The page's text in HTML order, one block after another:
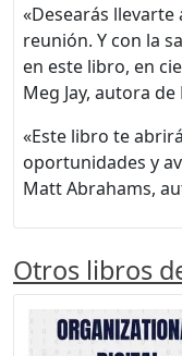
«Desearás llevarte
reunión. Y con la
en este libro, en
Meg Jay, autora
«Este libro te
oportunidades y
Matt Abrahams,
Otros libros